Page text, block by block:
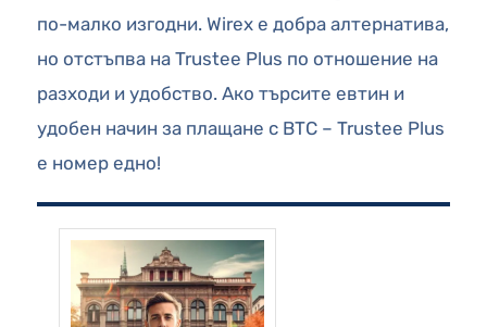
по-малко изгодни. Wirex е добра алтернатива,
но отстъпва на Trustee Plus по отношение на
разходи и удобство. Ако търсите евтин и
удобен начин за плащане с BTC – Trustee Plus
е номер едно!